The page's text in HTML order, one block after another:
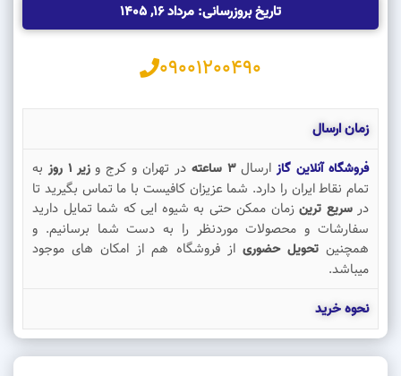
تاریخ بروزرسانی: مرداد 16, 1405
09001200490
زمان ارسال
فروشگاه آنلاین گاز ارسال3 ساعته در تهران و کرج وزیر 1 روز
به
تمام نقاط ایران را دارد. شما عزیزان کافیست با ما تماس بگیرید تا
درسریع ترین زمان ممکن حتی به شیوه ایی که شما تمایل دارید
سفارشات و محصولات موردنظر را به دست شما برسانیم. و
همچنینتحویل حضوری از فروشگاه هم از امکان های موجود
میباشد.
نحوه خرید